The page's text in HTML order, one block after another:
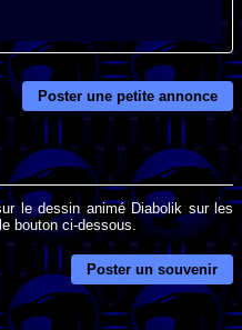
Poster une petite annonce
le dessin animé Diabolik sur les
bouton ci-dessous.
Poster un souvenir